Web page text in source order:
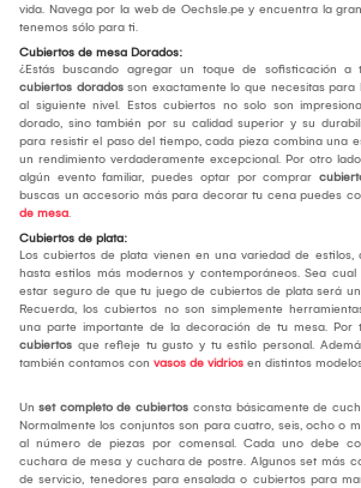
vida. Navega por la web de Oechsle.pe y encuentra la gran
tenemos sólo para ti.
Cubiertos de mesa Dorados:
¿Estás buscando agregar un toque de sofisticación a
cubiertos dorados son exactamente lo que necesitas
al siguiente nivel. Estos cubiertos no solo son
dorado, sino también por su calidad superior y su
para resistir el paso del tiempo, cada pieza combina una
un rendimiento verdaderamente excepcional. Por otro
algún evento familiar, puedes optar por comprar
buscas un accesorio más para decorar tu cena puedes
de mesa.
Cubiertos de plata:
Los cubiertos de plata vienen en una variedad de estilos,
hasta estilos más modernos y contemporáneos. Sea
estar seguro de que tu juego de cubiertos de plata será
Recuerda, los cubiertos no son simplemente
una parte importante de la decoración de tu mesa. Por
cubiertos que refleje tu gusto y tu estilo personal.
también contamos con vasos de vidrios en distintos
Un set completo de cubiertos consta básicamente de
Normalmente los conjuntos son para cuatro, seis, ocho o
al número de piezas por comensal. Cada uno debe
cuchara de mesa y cuchara de postre. Algunos set más
de servicio, tenedores para ensalada o cubiertos para